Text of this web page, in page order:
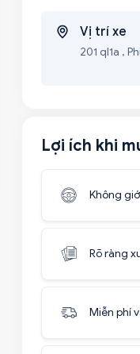
Vị trí xe
201 ql1a ,
Lợi ích khi
Không
Rõ ràng
Miễn phí